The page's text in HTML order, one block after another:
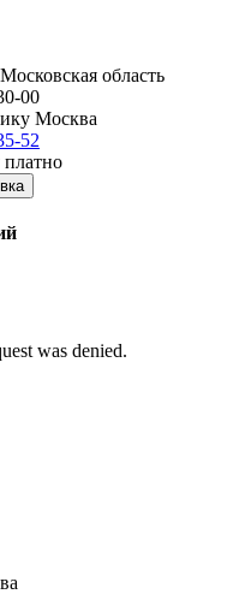
00
Москва
52
платно
was denied.